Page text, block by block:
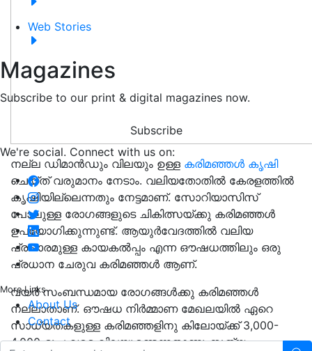
Web Stories
Magazines
Subscribe to our print & digital magazines now.
Subscribe
We're social. Connect with us on:
More Links
About Us
Contact
നല്ല ഡിമാൻഡും വിലയും ഉള്ള കരിമഞ്ഞൾ കൃഷി
ചെയ്‌ത്‌ വരുമാനം നേടാം. വലിയതോതില്‍ കേരളത്തില്‍
കൃഷിയില്ലെന്നതും നേട്ടമാണ്. സോറിയാസിസ്
പോലുള്ള രോഗങ്ങളുടെ ചികിത്സയ്ക്കു കരിമഞ്ഞള്‍
ഉപയോഗിക്കുന്നുണ്ട്. ആയുര്‍വേദത്തില്‍ വലിയ
പ്രചാരമുള്ള കായകല്‍പ്പം എന്ന ഔഷധത്തിലും ഒരു
പ്രധാന ചേരുവ കരിമഞ്ഞള്‍ ആണ്.
വയര്‍ സംബന്ധമായ രോഗങ്ങള്‍ക്കു കരിമഞ്ഞള്‍
നല്ലാതാണ്. ഔഷധ നിര്‍മ്മാണ മേഖലയില്‍ ഏറെ
സാധ്യതകളുള്ള കരിമഞ്ഞളിനു കിലോയ്ക്ക് 3,000-
4,000 രൂപ വരെ വിലയുണ്ടെന്നതാണു സത്യം.